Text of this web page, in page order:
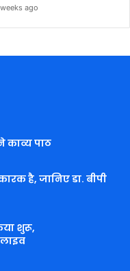
ago
काव्य पाठ
है, जानिए डा. बीपी
शुरू,